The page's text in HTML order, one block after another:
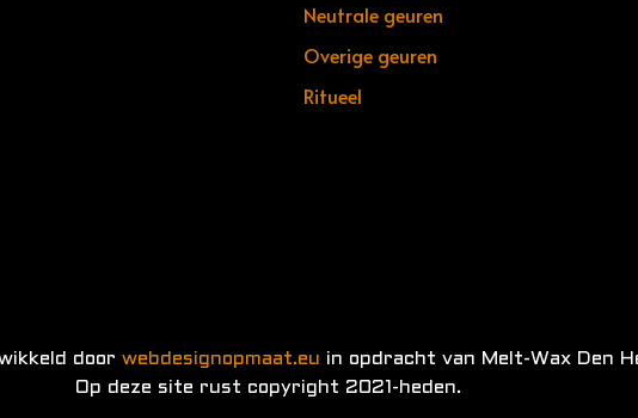
Neutrale geuren
Overige geuren
Ritueel
door webdesignopmaat.eu in opdracht van Melt-Wax Den
Op deze site rust copyright 2021-heden.